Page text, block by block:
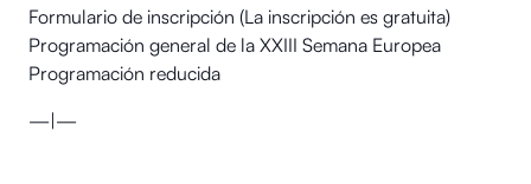
Formulario de inscripción (La inscripción es gratuita)
Programación general de la XXIII Semana Europea
Programación reducida
—|—